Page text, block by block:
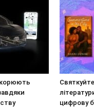
цифрову